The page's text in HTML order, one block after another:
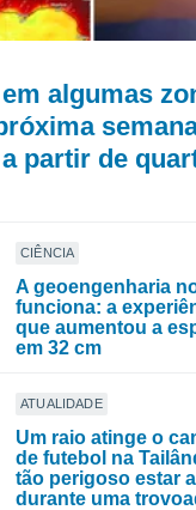
algumas
partir de
CIÊNCIA
A geoengenharia
funciona: a
que aumentou a
em 32 cm
ATUALIDADE
Um raio atinge o
de futebol na
tão perigoso estar
durante uma